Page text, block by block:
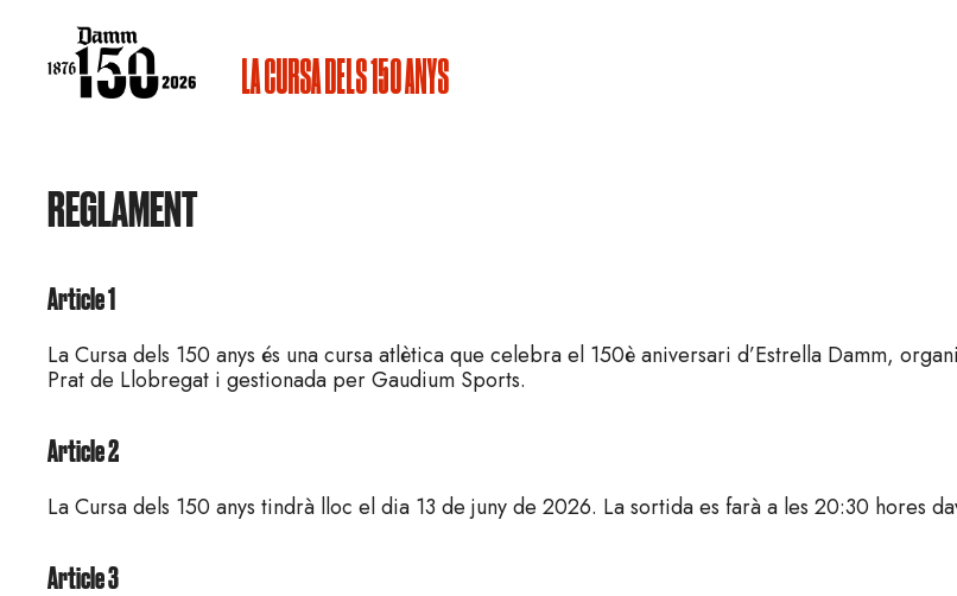
contingut
LA CURSA DELS 150 ANYS
REGLAMENT
Article 1
La Cursa dels 150 anys és una cursa atlètica que celebra el 150è aniversari d’Estrella Damm,
Prat de Llobregat i gestionada per Gaudium Sports.
Article 2
La Cursa dels 150 anys tindrà lloc el dia 13 de juny de 2026. La sortida es farà a les 20:30 hores
Article 3